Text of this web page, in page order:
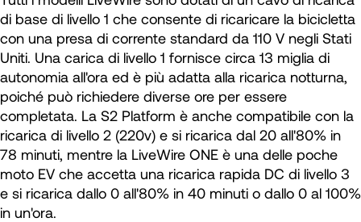
di base di livello 1 che consente di ricaricare la bicicletta
con una presa di corrente standard da 110 V negli Stati
Uniti. Una carica di livello 1 fornisce circa 13 miglia di
autonomia all'ora ed è più adatta alla ricarica notturna,
poiché può richiedere diverse ore per essere
completata. La S2 Platform è anche compatibile con la
ricarica di livello 2 (220v) e si ricarica dal 20 all'80% in
78 minuti, mentre la LiveWire ONE è una delle poche
moto EV che accetta una ricarica rapida DC di livello 3
e si ricarica dallo 0 all'80% in 40 minuti o dallo 0 al 100%
in un'ora.